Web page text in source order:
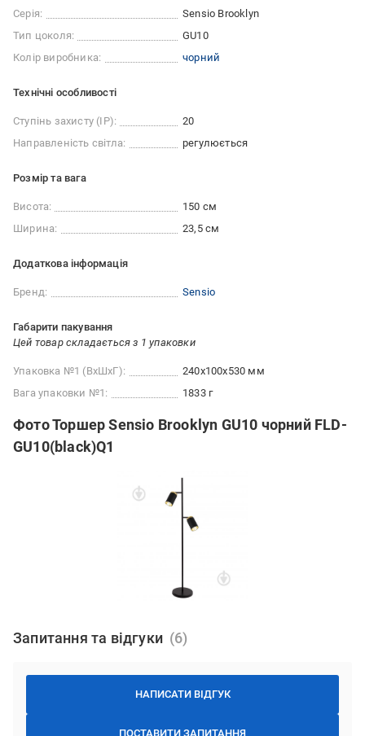
Серія:
Sensio Brooklyn
Тип цоколя:
GU10
Колір виробника:
чорний
Технічні особливості
Ступінь захисту (IP):
20
Направленість світла:
регулюється
Розмір та вага
Висота:
150 см
Ширина:
23,5 см
Додаткова інформація
Бренд: Sensio
Габарити пакування
Цей товар складається з 1 упаковки
Упаковка №1 (ВхШхГ):
240x100x530 мм
Вага упаковки №1:
1833 г
Фото Торшер Sensio Brooklyn GU10 чорний FLD-
GU10(black)Q1
Запитання та відгуки
НАПИСАТИ ВІДГУК
ПОСТАВИТИ ЗАПИТАННЯ